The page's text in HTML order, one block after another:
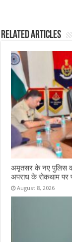
Related Articles
अमृतसर के नए पुलिस
अपराध के रोकथाम
August 8, 2026